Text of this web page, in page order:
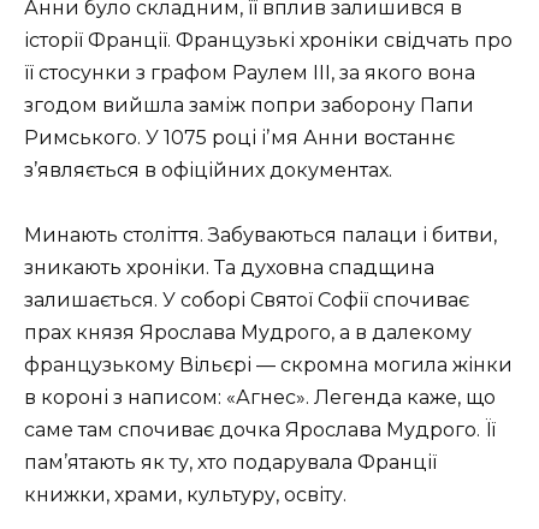
Анни було складним, її вплив залишився в
історії Франції. Французькі хроніки свідчать про
її стосунки з графом Раулем III, за якого вона
згодом вийшла заміж попри заборону Папи
Римського. У 1075 році іʼмя Анни востаннє
з’являється в офіційних документах.
Минають століття. Забуваються палаци і битви,
зникають хроніки. Та духовна спадщина
залишається. У соборі Святої Софії спочиває
прах князя Ярослава Мудрого, а в далекому
французькому Вільєрі — скромна могила жінки
в короні з написом: «Агнес». Легенда каже, що
саме там спочиває дочка Ярослава Мудрого. Її
пам’ятають як ту, хто подарувала Франції
книжки, храми, культуру, освіту.